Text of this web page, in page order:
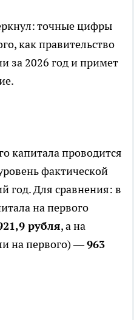
точные цифры
как правительство
за 2026 год и примет
капитала проводится
фактической
год. Для сравнения: в
на первого
рубля, а на
на первого) —963